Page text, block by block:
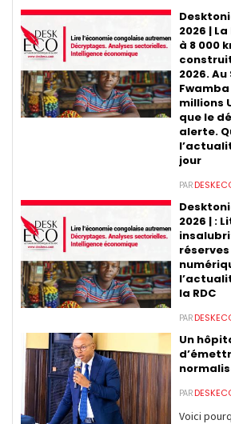
2026 |
à 8 000
2026.
millions
que le
alerte.
jour
PAR
2026 | :
la RDC
PAR
Un
PAR
Voici